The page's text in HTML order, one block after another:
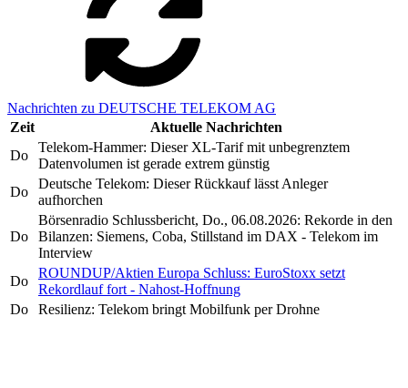
Nachrichten zu DEUTSCHE TELEKOM AG
Zeit
Aktuelle Nachrichten
Do
Telekom-Hammer: Dieser XL-Tarif mit unbegrenztem
Datenvolumen ist gerade extrem günstig
Do
Deutsche Telekom: Dieser Rückkauf lässt Anleger
aufhorchen
Do
Börsenradio Schlussbericht, Do., 06.08.2026: Rekorde in den
Bilanzen: Siemens, Coba, Stillstand im DAX - Telekom im
Interview
Do
ROUNDUP/Aktien Europa Schluss: EuroStoxx setzt
Rekordlauf fort - Nahost-Hoffnung
Do
Resilienz: Telekom bringt Mobilfunk per Drohne